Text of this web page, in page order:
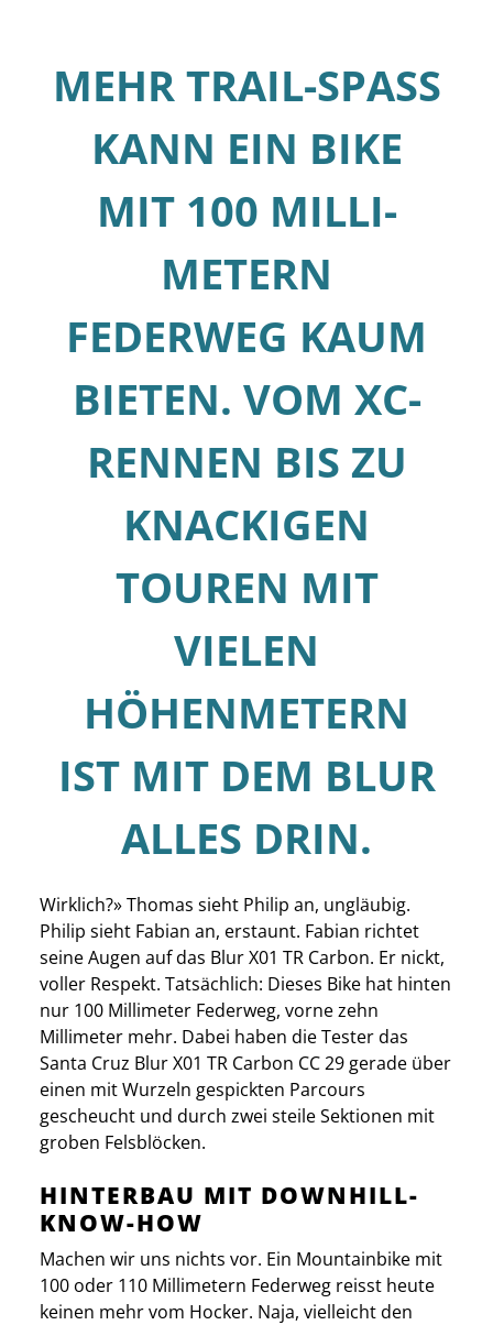
MEHR TRAIL-SPASS
KANN EIN BIKE
MIT 100 MILLI­
METERN
FEDERWEG KAUM
BIETEN. VOM ­XC-
RENNEN BIS ZU
KNACKIGEN
TOUREN MIT
VIELEN
HÖHENMETERN
IST MIT DEM BLUR
ALLES DRIN.
Wirklich?» Thomas sieht Philip an, ungläubig.
Philip sieht Fabian an, erstaunt. Fabian richtet
seine Augen auf das Blur X01 TR Carbon. Er nickt,
voller Respekt. Tatsächlich: Dieses Bike hat hinten
nur 100 Millimeter Federweg, vorne zehn
Millimeter mehr. Dabei haben die Tester das
Santa Cruz Blur X01 TR Carbon CC 29 gerade über
einen mit Wurzeln gespickten Parcours
gescheucht und durch zwei steile Sektionen mit
groben Felsblöcken.
HINTERBAU MIT DOWNHILL-
KNOW-HOW
Machen wir uns nichts vor. Ein Mountainbike mit
100 oder 110 Millimetern Federweg reisst heute
keinen mehr vom Hocker. Naja, vielleicht den